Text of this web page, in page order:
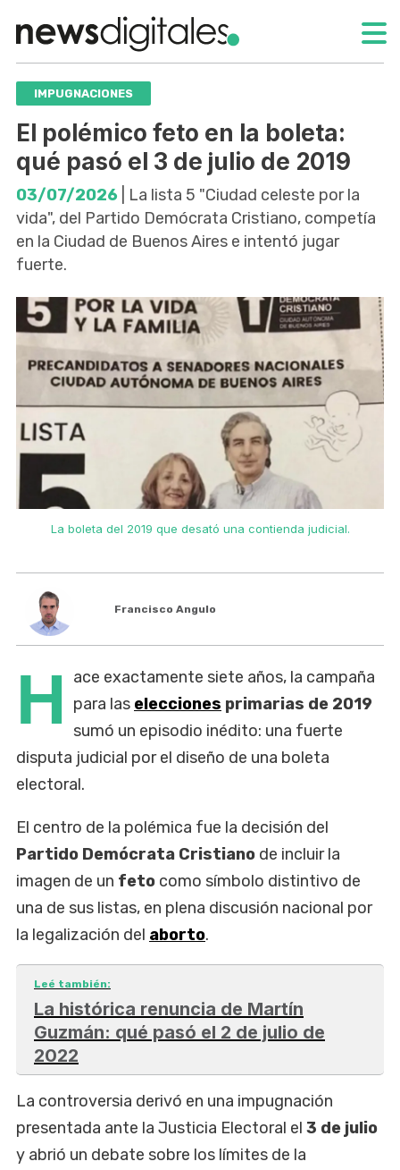
IMPUGNACIONES
El polémico feto en la boleta:
qué pasó el 3 de julio de 2019
03/07/2026 | La lista 5 "Ciudad celeste por la
vida", del Partido Demócrata Cristiano, competía
en la Ciudad de Buenos Aires e intentó jugar
fuerte.
La boleta del 2019 que desató una contienda judicial.
Francisco Angulo
H
ace exactamente siete años, la campaña
para las elecciones primarias de 2019
sumó un episodio inédito: una fuerte
disputa judicial por el diseño de una boleta
electoral.
El centro de la polémica fue la decisión del
Partido Demócrata Cristiano de incluir la
imagen de un feto como símbolo distintivo de
una de sus listas, en plena discusión nacional por
la legalización del aborto.
Leé también:
La histórica renuncia de Martín
Guzmán: qué pasó el 2 de julio de
2022
La controversia derivó en una impugnación
presentada ante la Justicia Electoral el 3 de julio
y abrió un debate sobre los límites de la